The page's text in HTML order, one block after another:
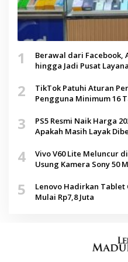
1
Berawal dari Facebook,
hingga Jadi Pusat
2
TikTok Patuhi Aturan
Pengguna Minimum 16
3
PS5 Resmi Naik Harga
Apakah Masih Layak
4
Vivo V60 Lite Meluncur
Usung Kamera Sony 50
5
Lenovo Hadirkan
Mulai Rp7,8 Juta